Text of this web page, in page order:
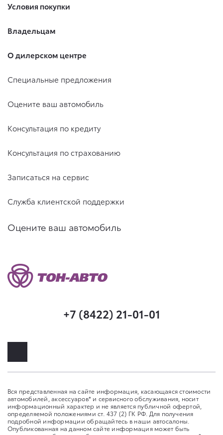
Условия покупки
Владельцам
О дилерском центре
Специальные предложения
Оцените ваш автомобиль
Консультация по кредиту
Консультация по страхованию
Записаться на сервис
Служба клиентской поддержки
Оцените ваш автомобиль
+7 (8422) 21-01-01
Вся представленная на сайте информация, касающаяся стоимости
автомобилей, аксессуаров* и сервисного обслуживания, носит
информационный характер и не является публичной офертой,
определяемой положениями ст. 437 (2) ГК РФ. Для получения
подробной информации обращайтесь в наши автосалоны.
Опубликованная на данном сайте информация может быть